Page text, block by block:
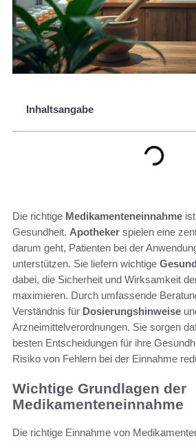
Inhaltsangabe
Die richtige Medikamenteneinnahme
Gesundheit. Apotheker spielen eine
darum geht, Patienten bei der
unterstützen. Sie liefern wichtige
dabei, die Sicherheit und Wirksamkeit
maximieren. Durch umfassende
Verständnis für Dosierungshinweise
Arzneimittelverordnungen. Sie sorgen
besten Entscheidungen für ihre
Risiko von Fehlern bei der Einnahme
Wichtige Grundlagen der
Medikamenteneinnahme
Die richtige Einnahme von